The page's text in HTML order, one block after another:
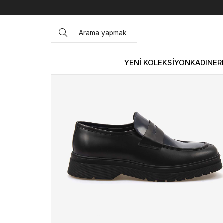
YENİ KOLEKSİYONKADIN
Anasayfa ERKEK AYAKKABI Günlük Mocassini Hakiki